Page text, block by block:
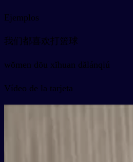
Ejemplos
我们都喜欢打篮球
wǒmen dōu xǐhuan dǎlánqiú
Vídeo de la tarjeta